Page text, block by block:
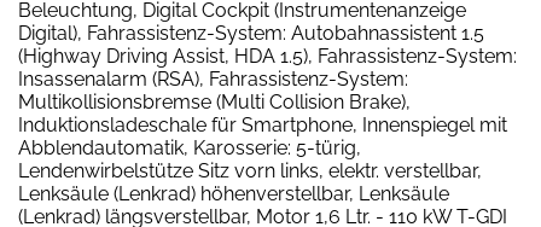
Beleuchtung, Digital Cockpit (Instrumentenanzeige
Digital), Fahrassistenz-System: Autobahnassistent 1.5
(Highway Driving Assist, HDA 1.5), Fahrassistenz-System:
Insassenalarm (RSA), Fahrassistenz-System:
Multikollisionsbremse (Multi Collision Brake),
Induktionsladeschale für Smartphone, Innenspiegel mit
Abblendautomatik, Karosserie: 5-türig,
Lendenwirbelstütze Sitz vorn links, elektr. verstellbar,
Lenksäule (Lenkrad) höhenverstellbar, Lenksäule
(Lenkrad) längsverstellbar, Motor 1,6 Ltr. - 110 kW T-GDI